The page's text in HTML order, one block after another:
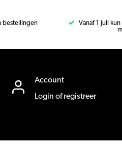
bestellingen
Vanaf 1 juli
Account
Login of registreer